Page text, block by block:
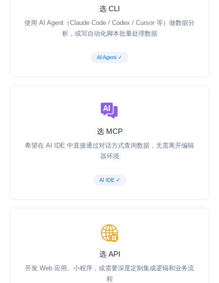
选 CLI
使用 AI Agent（Claude Code / Codex / Cursor 等）做数据分
析，或写自动化脚本批量处理数据
AI Agent ✓
选 MCP
希望在 AI IDE 中直接通过对话方式查询数据，无需离开编辑
器环境
AI IDE ✓
选 API
开发 Web 应用、小程序，或需要深度定制集成逻辑和业务流
程